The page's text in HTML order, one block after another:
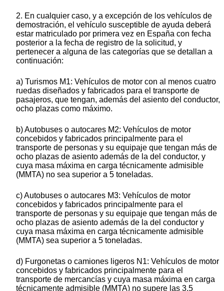
2. En cualquier caso, y a excepción de los vehículos de
demostración, el vehículo susceptible de ayuda deberá
estar matriculado por primera vez en España con fecha
posterior a la fecha de registro de la solicitud, y
pertenecer a alguna de las categorías que se detallan a
continuación:
a) Turismos M1: Vehículos de motor con al menos cuatro
ruedas diseñados y fabricados para el transporte de
pasajeros, que tengan, además del asiento del conductor,
ocho plazas como máximo.
b) Autobuses o autocares M2: Vehículos de motor
concebidos y fabricados principalmente para el
transporte de personas y su equipaje que tengan más de
ocho plazas de asiento además de la del conductor, y
cuya masa máxima en carga técnicamente admisible
(MMTA) no sea superior a 5 toneladas.
c) Autobuses o autocares M3: Vehículos de motor
concebidos y fabricados principalmente para el
transporte de personas y su equipaje que tengan más de
ocho plazas de asiento además de la del conductor y
cuya masa máxima en carga técnicamente admisible
(MMTA) sea superior a 5 toneladas.
d) Furgonetas o camiones ligeros N1: Vehículos de motor
concebidos y fabricados principalmente para el
transporte de mercancías y cuya masa máxima en carga
técnicamente admisible (MMTA) no supere las 3,5